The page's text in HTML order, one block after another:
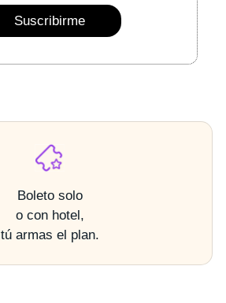
Suscribirme
Boleto solo
o con hotel,
tú armas el plan.